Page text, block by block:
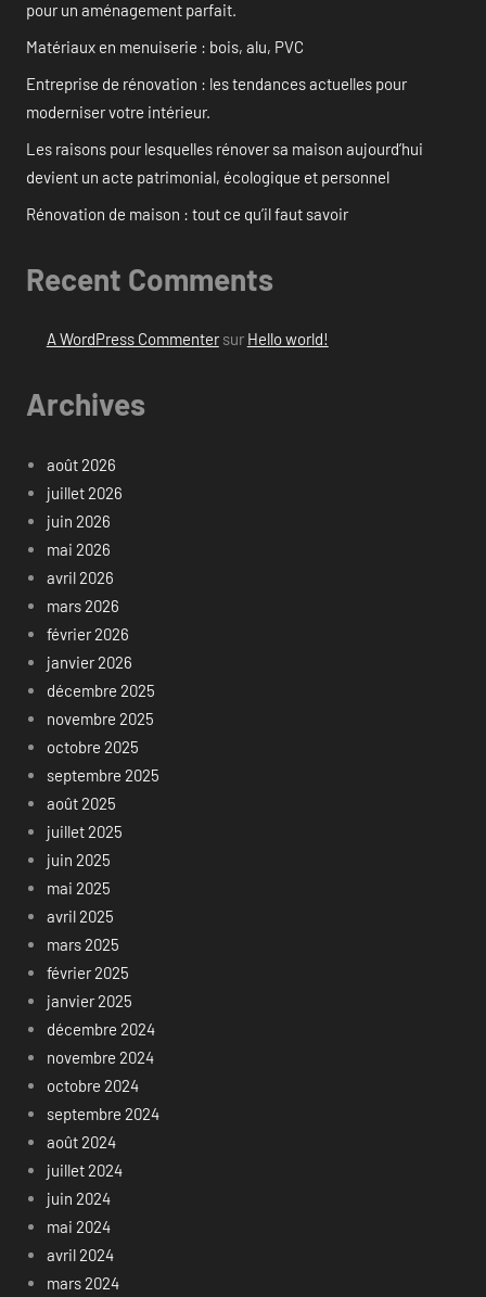
pour un aménagement parfait.
Matériaux en menuiserie : bois, alu, PVC
Entreprise de rénovation : les tendances actuelles pour
moderniser votre intérieur.
Les raisons pour lesquelles rénover sa maison aujourd’hui
devient un acte patrimonial, écologique et personnel
Rénovation de maison : tout ce qu’il faut savoir
Recent Comments
A WordPress Commentersur Hello world!
Archives
août 2026
juillet 2026
juin 2026
mai 2026
avril 2026
mars 2026
février 2026
janvier 2026
décembre 2025
novembre 2025
octobre 2025
septembre 2025
août 2025
juillet 2025
juin 2025
mai 2025
avril 2025
mars 2025
février 2025
janvier 2025
décembre 2024
novembre 2024
octobre 2024
septembre 2024
août 2024
juillet 2024
juin 2024
mai 2024
avril 2024
mars 2024